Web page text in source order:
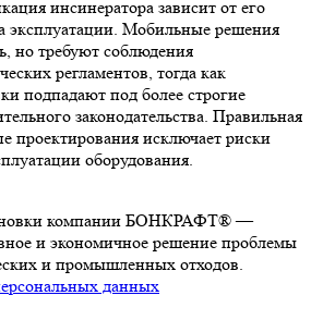
инсинератора зависит от его
эксплуатации. Мобильные решения
но требуют соблюдения
регламентов, тогда как
подпадают под более строгие
законодательства. Правильная
проектирования исключает риски
оборудования.
компании БОНКРАФТ® —
и экономичное решение проблемы
и промышленных отходов.
данных